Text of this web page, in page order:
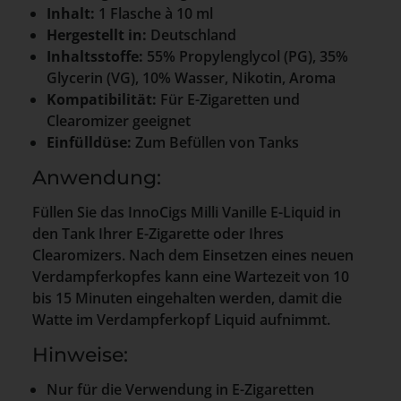
Inhalt: 1 Flasche à 10 ml
Hergestellt in: Deutschland
Inhaltsstoffe: 55% Propylenglycol (PG), 35%
Glycerin (VG), 10% Wasser, Nikotin, Aroma
Kompatibilität: Für E-Zigaretten und
Clearomizer geeignet
Einfülldüse: Zum Befüllen von Tanks
Anwendung:
Füllen Sie das InnoCigs Milli Vanille E-Liquid in
den Tank Ihrer E-Zigarette oder Ihres
Clearomizers. Nach dem Einsetzen eines neuen
Verdampferkopfes kann eine Wartezeit von 10
bis 15 Minuten eingehalten werden, damit die
Watte im Verdampferkopf Liquid aufnimmt.
Hinweise:
Nur für die Verwendung in E-Zigaretten